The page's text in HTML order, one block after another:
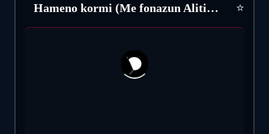
Hameno kormi (Me fonazun Aliti) Makis Hristodulopulos (1979) ⭐